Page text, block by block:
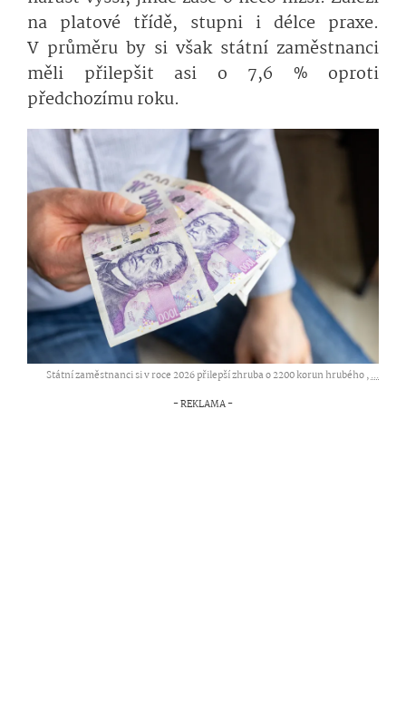
na platové třídě, stupni i délce praxe.
V průměru by si však státní zaměstnanci
měli přilepšit asi o 7,6 % oproti
předchozímu roku.
Státní zaměstnanci si v roce 2026 přilepší zhruba o 2200 korun hrubého ,...